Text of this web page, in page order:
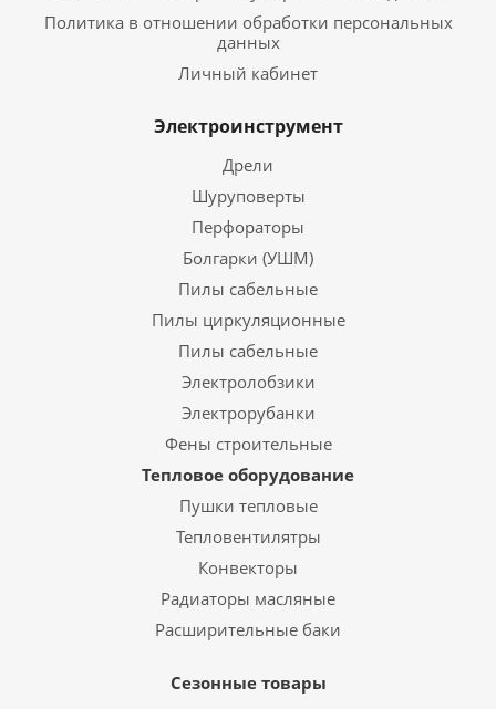
Политика в отношении обработки персональных
данных
Личный кабинет
Электроинструмент
Дрели
Шуруповерты
Перфораторы
Болгарки (УШМ)
Пилы сабельные
Пилы циркуляционные
Пилы сабельные
Электролобзики
Электрорубанки
Фены строительные
Тепловое оборудование
Пушки тепловые
Тепловентилятры
Конвекторы
Радиаторы масляные
Расширительные баки
Сезонные товары